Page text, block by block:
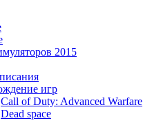
2015
игр
Call of Duty: Advanced Warfare
Dead space